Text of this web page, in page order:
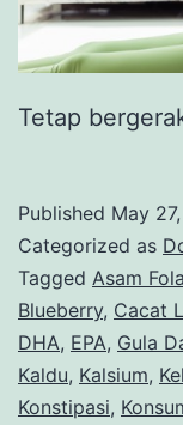
Tetap
Published May
Categorized as
Tagged Asam
Blueberry, Cacat
DHA, EPA, Gula
Kaldu, Kalsium,
Konstipasi,